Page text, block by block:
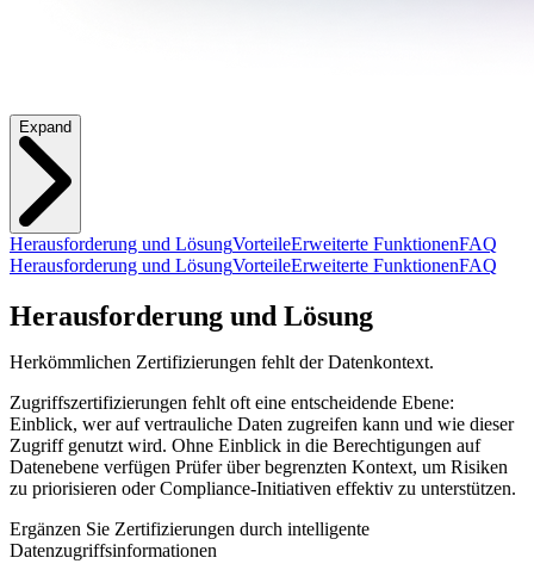
Expand
Herausforderung und LösungVorteileErweiterte FunktionenFAQ
Herausforderung und LösungVorteileErweiterte FunktionenFAQ
Herausforderung und Lösung
Herkömmlichen Zertifizierungen fehlt der Datenkontext.
Zugriffszertifizierungen fehlt oft eine entscheidende Ebene:
Einblick, wer auf vertrauliche Daten zugreifen kann und wie dieser
Zugriff genutzt wird. Ohne Einblick in die Berechtigungen auf
Datenebene verfügen Prüfer über begrenzten Kontext, um Risiken
zu priorisieren oder Compliance-Initiativen effektiv zu unterstützen.
Ergänzen Sie Zertifizierungen durch intelligente
Datenzugriffsinformationen